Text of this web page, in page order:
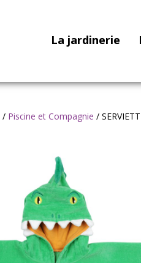
La jardinerie
/ Piscine et Compagnie /